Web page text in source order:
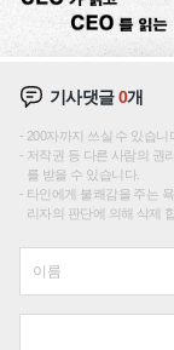
기사댓글0개
200자까지 쓰실 수 있습니
저작권 등 다른 사람의 권
를 받을 수 있습니다.
타인에게 불쾌감을 주는
리자의 판단에 의해 삭제